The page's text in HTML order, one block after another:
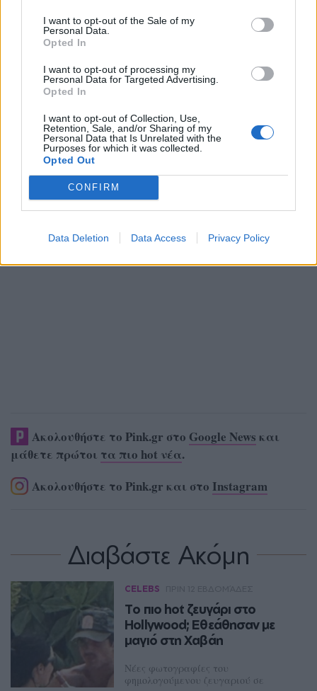
I want to opt-out of the Sale of my
Personal Data.
Opted In
I want to opt-out of processing my
Personal Data for Targeted Advertising.
Opted In
I want to opt-out of Collection, Use,
Retention, Sale, and/or Sharing of my
Personal Data that Is Unrelated with the
Purposes for which it was collected.
Opted Out
CONFIRM
Data Deletion Data Access Privacy Policy
κινηματογραφικές διακρίσεις, αλλά το ότι
κατάφερε να δραπετεύσει από έναν κύκλο που
έμοιαζε προδιαγεγραμμένος.
Ακολουθήστε το Pink.gr στο Google News και
μάθετε πρώτοι τα πιο hot νέα.
Ακολουθήστε το Pink.gr και στο Instagram
Διαβάστε Ακόμη
CELEBS
To πιο hot ζευγάρι στο
Hollywood; Εθεάθησαν με
μαγιό στη Χαβάη
Νέες φωτογραφίες του
φημολογούμενου ζευγαριού σε